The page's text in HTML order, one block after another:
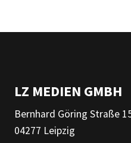
LZ MEDIEN GMBH
Bernhard Göring Straße
04277 Leipzig